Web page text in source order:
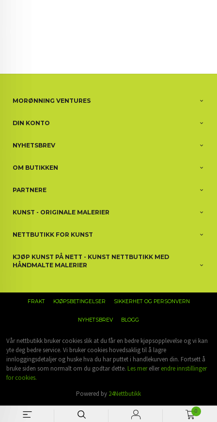
0
MORØNNING VENTURES
DIN KONTO
NYHETSBREV
OM BUTIKKEN
PARTNERE
KUNST - ORIGINALE MALERIER
NETTBUTIKK FOR KUNST
KJØP KUNST PÅ NETT - KUNST NETTBUTIKK MED
HÅNDMALTE MALERIER
FRAKT KJØPSBETINGELSER SIKKERHET OG PERSONVERN
NYHETSBREV BLOGG
Vår nettbutikk bruker cookies slik at du får en bedre kjøpsopplevelse og vi kan
yte deg bedre service. Vi bruker cookies hovedsaklig til å lagre
innloggingsdetaljer og huske hva du har puttet i handlekurven din. Fortsett å
bruke siden som normalt om du godtar dette. Les merellerendre innstillinger
for cookies.
Powered by 24Nettbutikk